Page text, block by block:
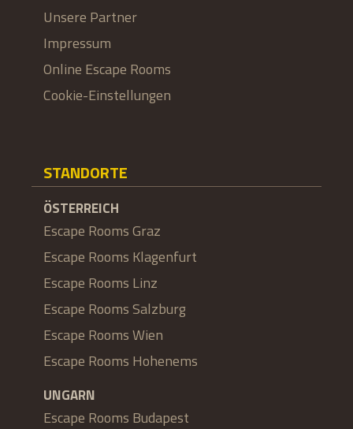
Unsere Partner
Impressum
Online Escape Rooms
Cookie-Einstellungen
STANDORTE
ÖSTERREICH
Escape Rooms Graz
Escape Rooms Klagenfurt
Escape Rooms Linz
Escape Rooms Salzburg
Escape Rooms Wien
Escape Rooms Hohenems
UNGARN
Escape Rooms Budapest